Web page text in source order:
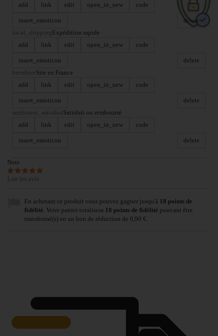
add
link edit open_in_new code
insert_emoticon
delete
local_shipping Expédition rapide
add
link edit open_in_new code
insert_emoticon
delete
beenhereSite en France
add
link edit open_in_new code
insert_emoticon
delete
sentiment_satisfied Satisfait ou remboursé
add
link edit open_in_new code
insert_emoticon delete
Note
Lire les avis
En achetant ce produit vous pouvez gagner jusqu'à 18 points de
fidélité . Votre panier totalisera 18 points de fidélité pouvant être
transformé(s) en un bon de réduction de 0,90 €